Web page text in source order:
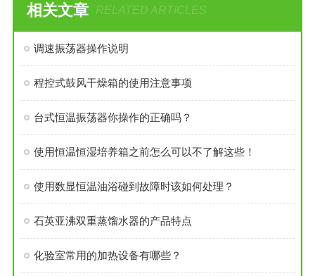
相关文章 RELATED ARTICLES
调速振荡器操作说明
程控式鼓风干燥箱的使用注意事项
台式恒温振荡器你操作的正确吗？
使用恒温恒湿培养箱之前怎么可以不了解这些！
使用数显恒温油浴碰到故障时该如何处理？
石英亚沸双重蒸馏水器的产品特点
化验室常用的加热设备有哪些？